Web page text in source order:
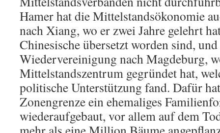
Hamer hat die Mittelstandsökonomie
nach Xiang, wo er zwei Jahre gelehrt
Chinesische übersetzt worden sind,
Wiedervereinigung nach Magdeburg,
Mittelstandszentrum gegründet hat,
politische Unterstützung fand. Dafür
Zonengrenze ein ehemaliges
wiederaufgebaut, vor allem auf dem